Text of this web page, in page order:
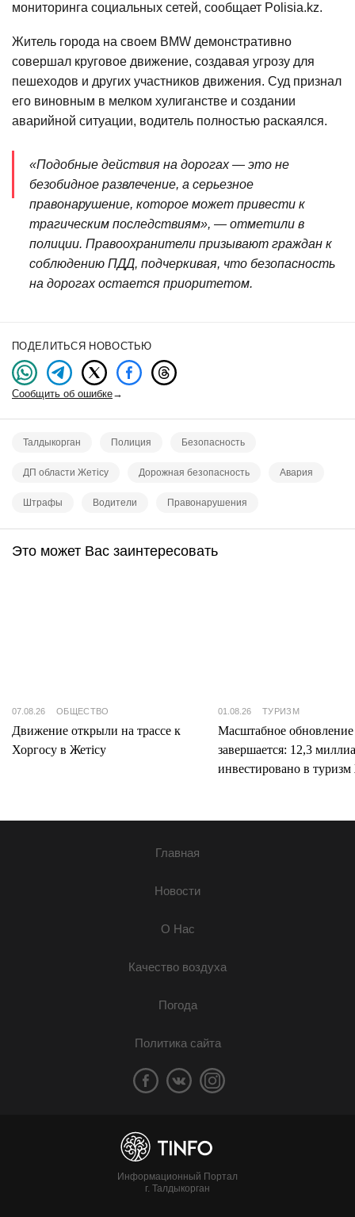
мониторинга социальных сетей, сообщает Polisia.kz.
Житель города на своем BMW демонстративно
совершал круговое движение, создавая угрозу для
пешеходов и других участников движения. Суд признал
его виновным в мелком хулиганстве и создании
аварийной ситуации, водитель полностью раскаялся.
«Подобные действия на дорогах — это не
безобидное развлечение, а серьезное
правонарушение, которое может привести к
трагическим последствиям», — отметили в
полиции. Правоохранители призывают граждан к
соблюдению ПДД, подчеркивая, что безопасность
на дорогах остается приоритетом.
ПОДЕЛИТЬСЯ НОВОСТЬЮ
Сообщить об ошибке→
Талдыкорган Полиция Безопасность
ДП области Жетісу Дорожная безопасность Авария
Штрафы Водители Правонарушения
Это может Вас заинтересовать
07.08.26 ОБЩЕСТВО
Движение открыли на трассе к
Хоргосу в Жетісу
01.08.26 ТУРИЗМ
Масштабное
завершается: 12,3
инвестировано в туризм
Главная
Новости
О Нас
Качество воздуха
Погода
Политика сайта
Информационный Портал
г. Талдыкорган